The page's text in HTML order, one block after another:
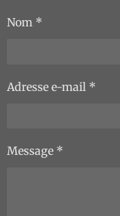
Nom *
Adresse e-mail *
Message *